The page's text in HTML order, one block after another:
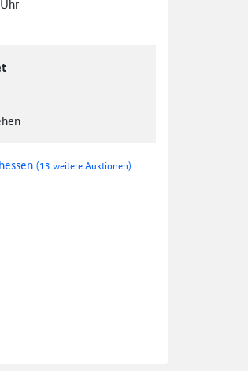
(13 weitere Auktionen)